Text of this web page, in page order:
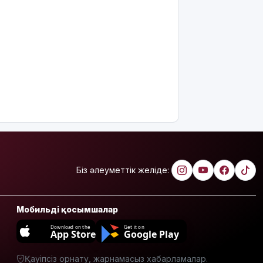
көмек
жұмысқа
қабылдаудан
бас
себебі
Біз әлеуметтік желіде:
Мобильді қосымшалар
Download on the
App Store
Get it on
Google Play
Қауіпсіз орнату, жарнамасыз хабарламалар.